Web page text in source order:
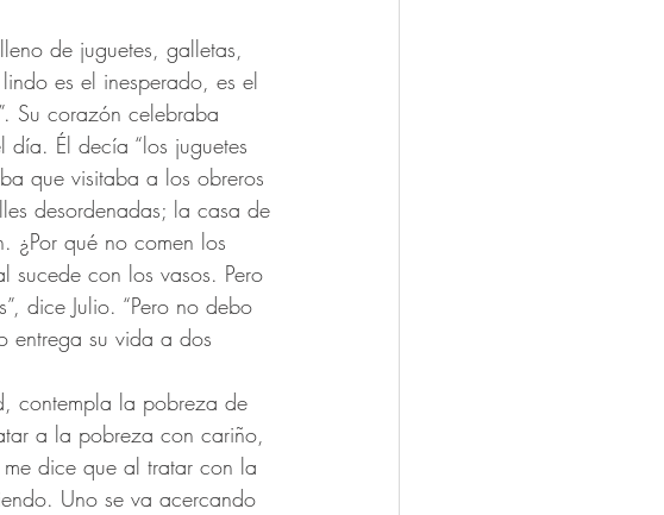
de juguetes, galletas,
es el inesperado, es el
Su corazón celebraba
Él decía “los juguetes
que visitaba a los obreros
desordenadas; la casa de
¿Por qué no comen los
sucede con los vasos. Pero
dice Julio. “Pero no debo
entrega su vida a dos
contempla la pobreza de
a la pobreza con cariño,
dice que al tratar con la
Uno se va acercando